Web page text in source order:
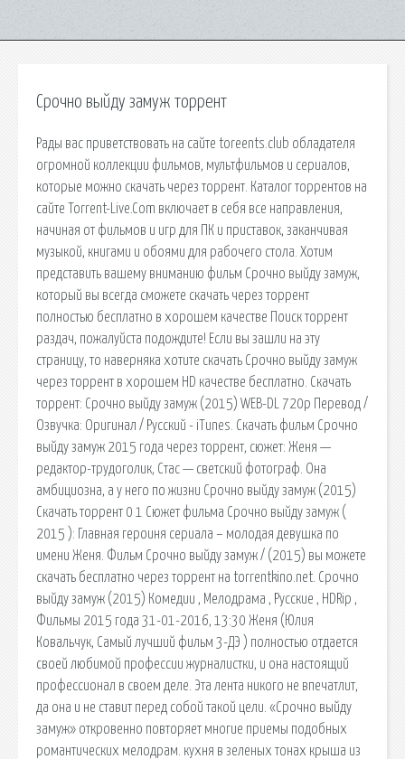
Срочно выйду замуж торрент
Рады вас приветствовать на сайте toreents.club обладателя
огромной коллекции фильмов, мультфильмов и сериалов,
которые можно скачать через торрент. Каталог торрентов на
сайте Torrent-Live.Com включает в себя все направления,
начиная от фильмов и игр для ПК и приставок, заканчивая
музыкой, книгами и обоями для рабочего стола. Хотим
представить вашему вниманию фильм Срочно выйду замуж,
который вы всегда сможете скачать через торрент
полностью бесплатно в хорошем качестве Поиск торрент
раздач, пожалуйста подождите! Если вы зашли на эту
страницу, то наверняка хотите скачать Срочно выйду замуж
через торрент в хорошем HD качестве бесплатно. Скачать
торрент: Срочно выйду замуж (2015) WEB-DL 720p Перевод /
Озвучка: Оригинал / Русский - iTunes. Скачать фильм Срочно
выйду замуж 2015 года через торрент, сюжет: Женя —
редактор-трудоголик, Стас — светский фотограф. Она
амбициозна, а у него по жизни Срочно выйду замуж (2015)
Скачать торрент 0 1 Сюжет фильма Срочно выйду замуж (
2015 ): Главная героиня сериала – молодая девушка по
имени Женя. Фильм Срочно выйду замуж / (2015) вы можете
скачать бесплатно через торрент на torrentkino.net. Срочно
выйду замуж (2015) Комедии , Мелодрама , Русские , HDRip ,
Фильмы 2015 года 31-01-2016, 13:30 Женя (Юлия
Ковальчук, Самый лучший фильм 3-ДЭ ) полностью отдается
своей любимой профессии журналистки, и она настоящий
профессионал в своем деле. Эта лента никого не впечатлит,
да она и не ставит перед собой такой цели. «Срочно выйду
замуж» откровенно повторяет многие приемы подобных
романтических мелодрам. кухня в зеленых тонах крыша из